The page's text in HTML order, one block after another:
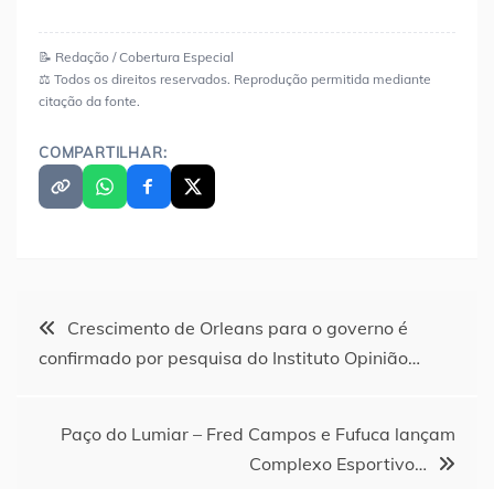
📝 Redação / Cobertura Especial
⚖️ Todos os direitos reservados. Reprodução permitida mediante
citação da fonte.
COMPARTILHAR:
Navegação
Post
Crescimento de Orleans para o governo é
confirmado por pesquisa do Instituto Opinião…
Paço do Lumiar – Fred Campos e Fufuca lançam
Complexo Esportivo…